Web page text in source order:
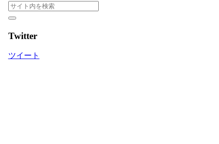
Twitter
ツイート